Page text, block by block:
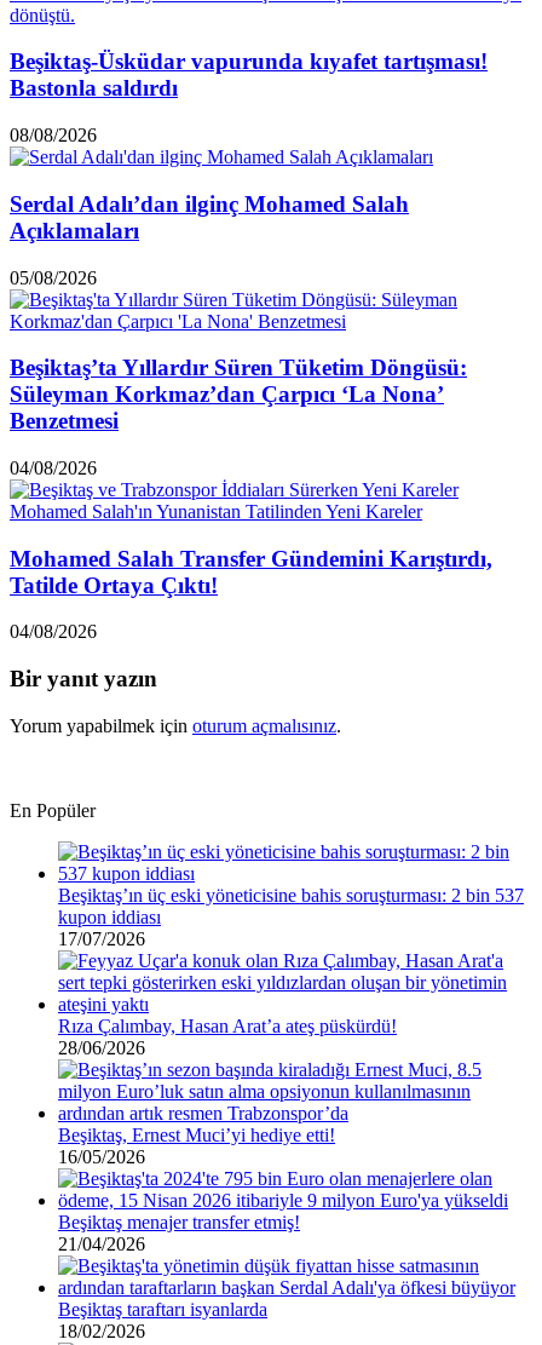
Beşiktaş-Üsküdar vapurunda kıyafet tartışması!
Bastonla saldırdı
08/08/2026
Serdal Adalı’dan ilginç Mohamed Salah
Açıklamaları
05/08/2026
Beşiktaş’ta Yıllardır Süren Tüketim Döngüsü:
Süleyman Korkmaz’dan Çarpıcı ‘La Nona’
Benzetmesi
04/08/2026
Mohamed Salah Transfer Gündemini Karıştırdı,
Tatilde Ortaya Çıktı!
04/08/2026
Bir yanıt yazın
Yorum yapabilmek için oturum açmalısınız.
En Popüler
Beşiktaş’ın üç eski yöneticisine bahis soruşturması: 2 bin 537
kupon iddiası
17/07/2026
Rıza Çalımbay, Hasan Arat’a ateş püskürdü!
28/06/2026
Beşiktaş, Ernest Muci’yi hediye etti!
16/05/2026
Beşiktaş menajer transfer etmiş!
21/04/2026
Beşiktaş taraftarı isyanlarda
18/02/2026